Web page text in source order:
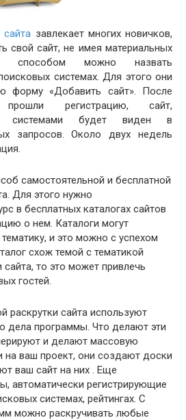
сайта завлекает многих новичков,
свой сайт, не имея материальных
способом можно назвать
системах. Для этого они
форму «Добавить сайт». После
регистрацию, сайт,
системами будет виден в
запросов. Около двух недель
самостоятельной и бесплатной
Для этого нужно
в бесплатных каталогах сайтов
о нем. Каталоги могут
и это можно с успехом
схож темой с тематикой
то это может привлечь
гостей.
раскрутки сайта используют
дела программы. Что делают эти
и делают массовую
на ваш проект, они создают доски
ваш сайт на них . Еще
автоматически регистрирующие
системах, рейтингах. С
можно раскручивать любые